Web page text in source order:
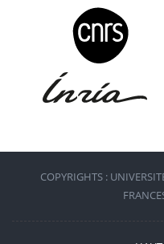
COPYRIGHTS :